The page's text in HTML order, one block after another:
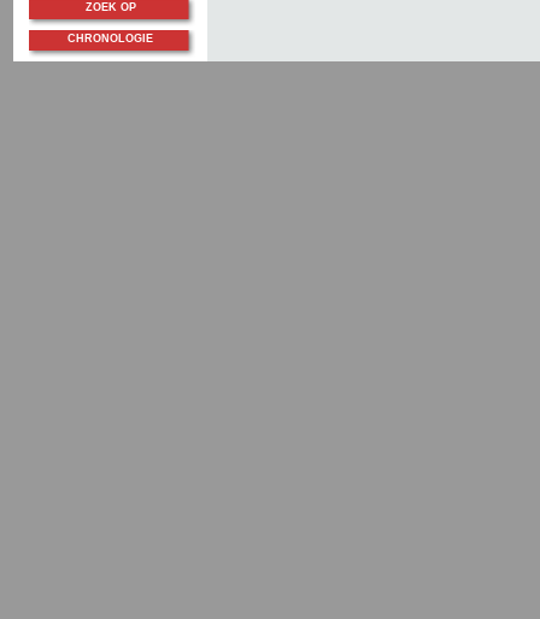
ZOEK OP
CHRONOLOGIE